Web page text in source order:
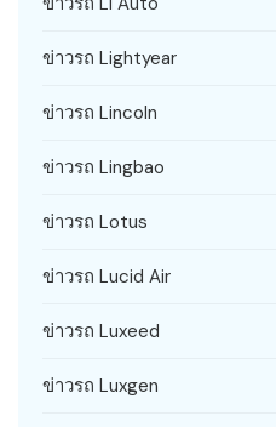
ข่าวรถ Lightyear
ข่าวรถ Lincoln
ข่าวรถ Lingbao
ข่าวรถ Lotus
ข่าวรถ Lucid Air
ข่าวรถ Luxeed
ข่าวรถ Luxgen